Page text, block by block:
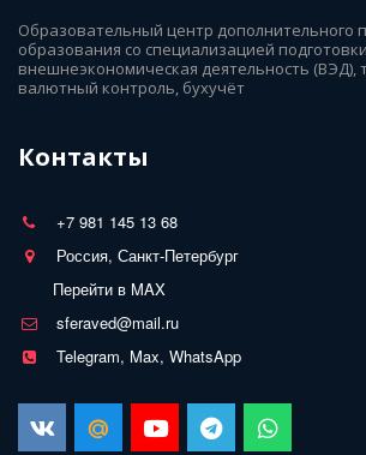
Образовательный центр дополнительного
образования со специализацией
внешнеэкономическая деятельность (ВЭД),
валютный контроль, бухучёт
Контакты
+7 981 145 13 68
Россия, Санкт-Петербург
Перейти в MAX
sferaved@mail.ru
Telegram, Max, WhatsApp